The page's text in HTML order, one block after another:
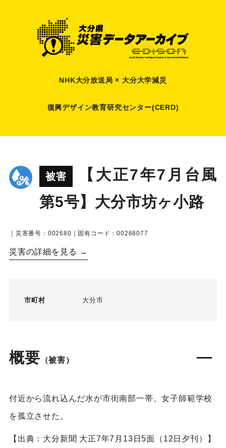
NHK大分放送局 × 大分大学減災
復興デザイン教育研究センター(CERD)
被害
【大正7年7月台風
第5号】大分市坊ヶ小路
｜災害番号：002680｜固有コード：00268077
災害の詳細を見る →
市町村 大分市
概要 （被害）
付近から流れ込んだ水が市街南部一帯、女子師範学校
を孤立させた。
【出典：大分新聞 大正7年7月13日5面（12日夕刊）】